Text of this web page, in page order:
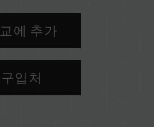
번호: CN 211019739 U)
프트웨어
에 추가
구입처